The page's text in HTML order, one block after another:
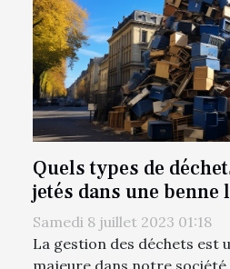
Quels types de
jetés dans une benne
Samedi 8 juillet 2023 01:18
La gestion des déchets est